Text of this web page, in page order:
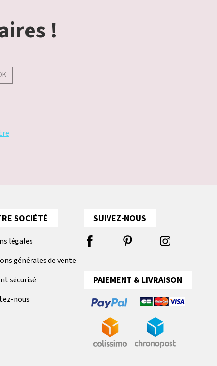
!
SOCIÉTÉ
légales
générales de vente
sécurisé
nous
SUIVEZ-NOUS
PAIEMENT & LIVRAISON